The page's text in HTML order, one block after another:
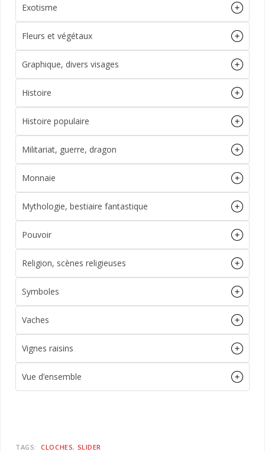
Exotisme
Fleurs et végétaux
Graphique, divers visages
Histoire
Histoire populaire
Militariat, guerre, dragon
Monnaie
Mythologie, bestiaire fantastique
Pouvoir
Religion, scènes religieuses
Symboles
Vaches
Vignes raisins
Vue d’ensemble
TAGS: CLOCHES SLIDER